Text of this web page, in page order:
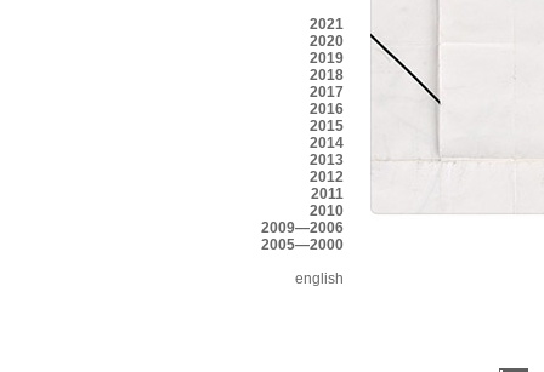
2021
2020
2019
2018
2017
2016
2015
2014
2013
2012
2011
2010
2009—2006
2005—2000
english